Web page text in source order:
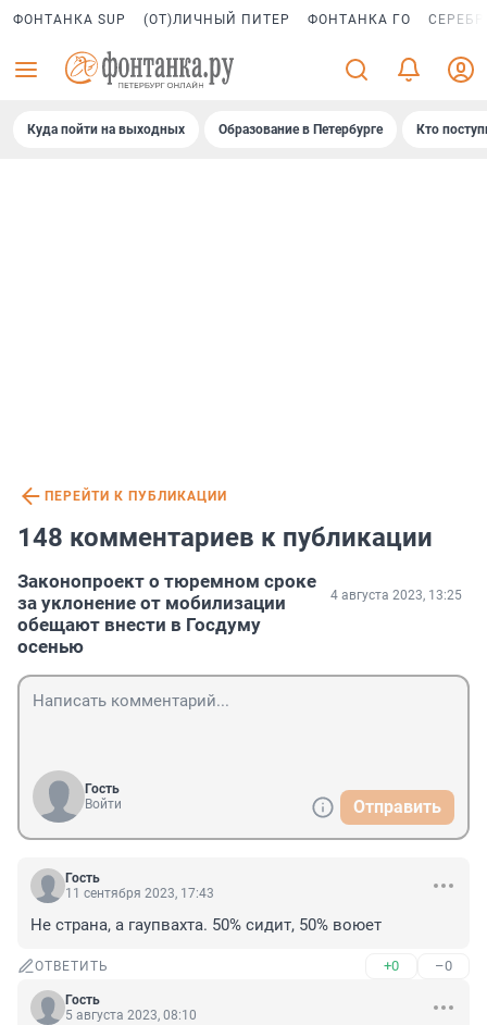
ФОНТАНКА SUP (ОТ)ЛИЧНЫЙ ПИТЕР ФОНТАНКА ГО
Куда пойти на выходных Образование в Петербурге Кто
ПЕРЕЙТИ К ПУБЛИКАЦИИ
148 комментариев к публикации
Законопроект о тюремном сроке
за уклонение от мобилизации
обещают внести в Госдуму
осенью
4 августа 2023, 13:25
Гость
Войти
Отправить
Гость
11 сентября 2023, 17:43
Не страна, а гаупвахта. 50% сидит, 50% воюет
ОТВЕТИТЬ +0 –0
Гость
5 августа 2023, 08:10